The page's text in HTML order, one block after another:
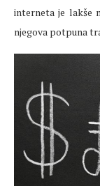
interneta je lakše
njegova potpuna